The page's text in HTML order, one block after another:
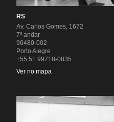
RS
Av. Carlos Gomes, 1672
7º andar
90480-002
Porto Alegre
+55 51 99718-0835
Ver no mapa